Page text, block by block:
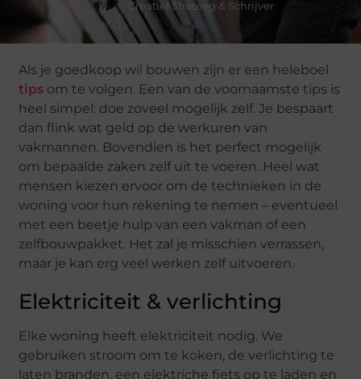
Creatief Strateeg & Schrijver
Als je goedkoop wil bouwen zijn er een heleboel
tips om te volgen. Een van de voornaamste tips is
heel simpel: doe zoveel mogelijk zelf. Je bespaart
dan flink wat geld op de werkuren van
vakmannen. Bovendien is het perfect mogelijk
om bepaalde zaken zelf uit te voeren. Heel wat
mensen kiezen ervoor om de technieken in de
woning voor hun rekening te nemen – eventueel
met een beetje hulp van een vakman of een
zelfbouwpakket. Het zal je misschien verrassen,
maar je kan erg veel werken zelf uitvoeren.
Elektriciteit & verlichting
Elke woning heeft elektriciteit nodig. We
gebruiken stroom om te koken, de verlichting te
laten branden, een elektriche fiets op te laden en